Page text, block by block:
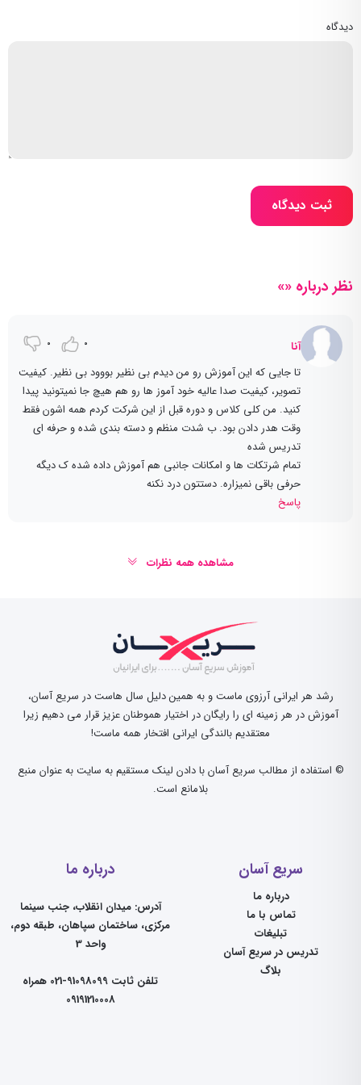
دیدگاه
ثبت دیدگاه
نظر درباره «»
آنا 0
0
تا جایی که این آموزش رو من دیدم بی نظیر بووود بی نظیر. کیفیت
تصویر، کیفیت صدا عالیه خود آموز ها رو هم هیچ جا نمیتونید پیدا
کنید. من کلی کلاس و دوره قبل از این شرکت کردم همه اشون فقط
وقت هدر دادن بود. ب شدت منظم و دسته بندی شده و حرفه ای
تدریس شده
تمام شرتکات ها و امکانات جانبی هم آموزش داده شده ک دیگه
حرفی باقی نمیزاره. دستتون درد نکنه
پاسخ
مشاهده همه نظرات
رشد هر ایرانی آرزوی ماست و به همین دلیل سال هاست در سریع آسان،
آموزش در هر زمینه ای را رایگان در اختیار هموطنان عزیز قرار می دهیم زیرا
معتقدیم بالندگی ایرانی افتخار همه ماست!
© استفاده از مطالب سریع آسان با دادن لینک مستقیم به سایت به عنوان منبع
بلامانع است.
سریع آسان
درباره ما
تماس با ما
تبلیغات
تدریس در سریع آسان
بلاگ
درباره ما
آدرس: میدان انقلاب، جنب سینما
مرکزی، ساختمان سپاهان، طبقه دوم،
واحد 3
تلفن ثابت 91098099-021 همراه
09191210008